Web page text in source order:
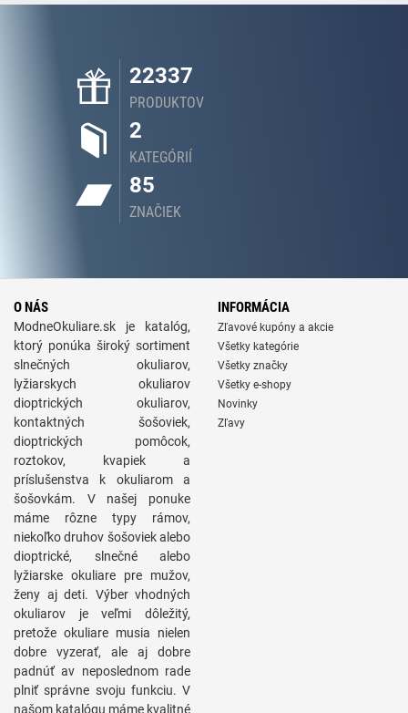
22337
PRODUKTOV
2
KATEGÓRIÍ
85
ZNAČIEK
O NÁS
ModneOkuliare.sk je katalóg,
ktorý ponúka široký sortiment
slnečných okuliarov,
lyžiarskych okuliarov
dioptrických okuliarov,
kontaktných šošoviek,
dioptrických pomôcok,
roztokov, kvapiek a
príslušenstva k okuliarom a
šošovkám. V našej ponuke
máme rôzne typy rámov,
niekoľko druhov šošoviek alebo
dioptrické, slnečné alebo
lyžiarske okuliare pre mužov,
ženy aj deti. Výber vhodných
okuliarov je veľmi dôležitý,
pretože okuliare musia nielen
dobre vyzerať, ale aj dobre
padnúť av neposlednom rade
plniť správne svoju funkciu. V
našom katalógu máme kvalitné
INFORMÁCIA
Zľavové kupóny a akcie
Všetky kategórie
Všetky značky
Všetky e-shopy
Novinky
Zľavy